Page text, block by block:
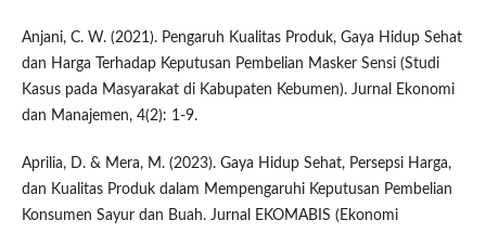
Anjani, C. W. (2021). Pengaruh Kualitas Produk, Gaya Hidup Sehat
dan Harga Terhadap Keputusan Pembelian Masker Sensi (Studi
Kasus pada Masyarakat di Kabupaten Kebumen). Jurnal Ekonomi
dan Manajemen, 4(2): 1-9.
Aprilia, D. & Mera, M. (2023). Gaya Hidup Sehat, Persepsi Harga,
dan Kualitas Produk dalam Mempengaruhi Keputusan Pembelian
Konsumen Sayur dan Buah. Jurnal EKOMABIS (Ekonomi